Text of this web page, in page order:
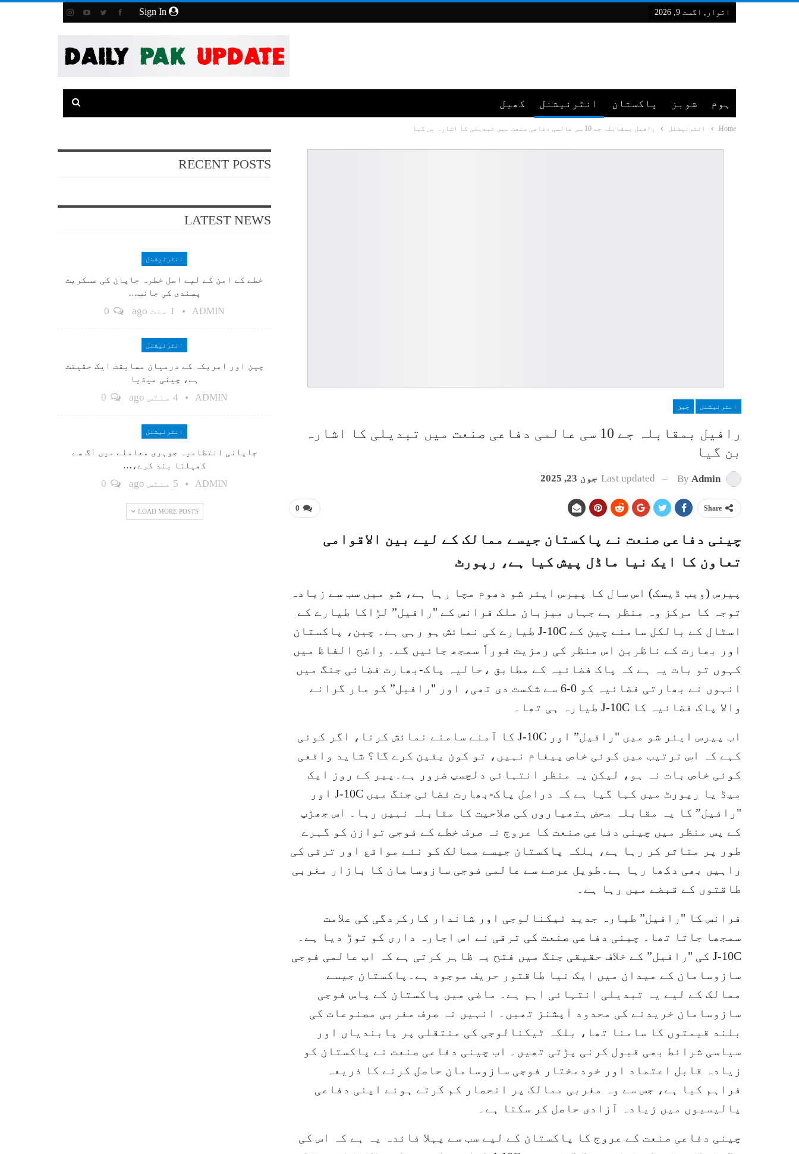
اتوار, اگست 9, 2026
ہوم شوبز پاکستان انٹرنیشنل کھیل
Home انٹرنیشنل رافیل بمقابلہ جے 10 سی عالمی دفاعی صنعت میں تبدیلی کا اشارہ بن گیا
انٹرنیشنل چین
رافیل بمقابلہ جے 10 سی عالمی دفاعی صنعت میں تبدیلی کا اشارہ
بن گیا
By Admin
Last updated جون 23, 2025
0 Share
چینی دفاعی صنعت نے پاکستان جیسے ممالک کے لیے بین الاقوامی
تعاون کا ایک نیا ماڈل پیش کیا ہے، رپورٹ
پیرس (ویب ڈیسک) اس سال کا پیرس ایئر شو دھوم مچا رہا ہے، شو میں سب سے زیادہ
توجہ کا مرکز وہ منظر ہے جہاں میزبان ملک فرانس کے "رافیل” لڑاکا طیارے کے
اسٹال کے بالکل سامنے چین کے J-10C طیارے کی نمائش ہو رہی ہے۔ چین، پاکستان
اور بھارت کے ناظرین اس منظر کی رمزیت فوراً سمجھ جائیں گے۔ واضح الفاظ میں
کہوں تو بات یہ ہے کہ پاک فضائیہ کے مطابق ،حالیہ پاک-بھارت فضائی جنگ میں
انہوں نے بھارتی فضائیہ کو 0-6 سے شکست دی تھی، اور "رافیل” کو مار گرانے
والا پاک فضائیہ کا J-10C طیارہ ہی تھا۔
اب پیرس ایئر شو میں "رافیل” اور J-10C کا آمنے سامنے نمائش کرنا، اگر کوئی
کہے کہ اس ترتیب میں کوئی خاص پیغام نہیں، تو کون یقین کرے گا؟ شاید واقعی
کوئی خاص بات نہ ہو، لیکن یہ منظر انتہائی دلچسپ ضرور ہے۔پیر کے روز ایک
میڈ یا رپورٹ میں کہا گیا ہے کہ دراصل پاک-بھارت فضائی جنگ میں J-10C اور
"رافیل” کا یہ مقابلہ محض ہتھیاروں کی صلاحیت کا مقابلہ نہیں رہا۔ اس جھڑپ
کے پس منظر میں چینی دفاعی صنعت کا عروج نہ صرف خطے کے فوجی توازن کو گہرے
طور پر متاثر کر رہا ہے، بلکہ پاکستان جیسے ممالک کو نئے مواقع اور ترقی کی
راہیں بھی دکھا رہا ہے۔طویل عرصے سے عالمی فوجی سازوسامان کا بازار مغربی
طاقتوں کے قبضے میں رہا ہے۔
فرانس کا "رافیل” طیارہ جدید ٹیکنالوجی اور شاندار کارکردگی کی علامت
سمجھا جاتا تھا۔ چینی دفاعی صنعت کی ترقی نے اس اجارہ داری کو توڑ دیا ہے۔
J-10C کی "رافیل” کے خلاف حقیقی جنگ میں فتح یہ ظاہر کرتی ہے کہ اب عالمی فوجی
سازوسامان کے میدان میں ایک نیا طاقتور حریف موجود ہے۔پاکستان جیسے
ممالک کے لیے یہ تبدیلی انتہائی اہم ہے۔ ماضی میں پاکستان کے پاس فوجی
سازوسامان خریدنے کی محدود آپشنز تھیں۔ انہیں نہ صرف مغربی مصنوعات کی
بلند قیمتوں کا سامنا تھا، بلکہ ٹیکنالوجی کی منتقلی پر پابندیاں اور
سیاسی شرائط بھی قبول کرنی پڑتی تھیں۔ اب چینی دفاعی صنعت نے پاکستان کو
زیادہ قابل اعتماد اور خودمختار فوجی سازوسامان حاصل کرنے کا ذریعہ
فراہم کیا ہے، جس سے وہ مغربی ممالک پر انحصار کم کرتے ہوئے اپنی دفاعی
پالیسیوں میں زیادہ آزادی حاصل کر سکتا ہے۔
چینی دفاعی صنعت کے عروج کا پاکستان کے لیے سب سے پہلا فائدہ یہ ہے کہ اس کی
RECENT POSTS
LATEST NEWS
انٹرنیشنل
خطے کے امن کے لیے اصل خطرہ جاپان کی عسکریت
پسندی کی جانب…
ADMIN 1 منٹ ago
انٹرنیشنل
چین اور امریکہ کے درمیان مسابقت ایک حقیقت
ہے، چینی میڈیا
ADMIN 4 منٹس ago
انٹرنیشنل
جاپانی انتظامیہ جوہری معاملے میں آگ سے
کھیلنا بند کرے،…
ADMIN 5 منٹس ago
LOAD MORE POSTS